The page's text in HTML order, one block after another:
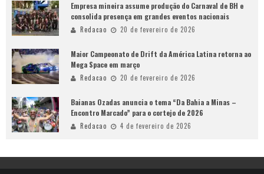
Empresa mineira assume produção do Carnaval de BH e
consolida presença em grandes eventos nacionais
Redacao 20 de fevereiro de 2026
Maior Campeonato de Drift da América Latina retorna ao
Mega Space em março
Redacao 20 de fevereiro de 2026
Baianas Ozadas anuncia o tema “Da Bahia a Minas –
Encontro Marcado” para o cortejo de 2026
Redacao 4 de fevereiro de 2026